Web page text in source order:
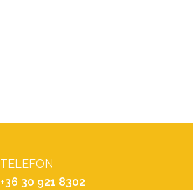
TELEFON
+36 30 921 8302